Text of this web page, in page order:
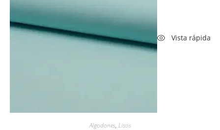
Vista rápida
Algodones, Lisos